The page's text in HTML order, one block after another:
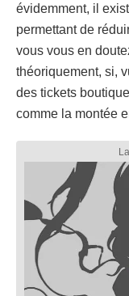
évidemment, il
permettant de
vous vous en
théoriquement, si,
des tickets
comme la montée